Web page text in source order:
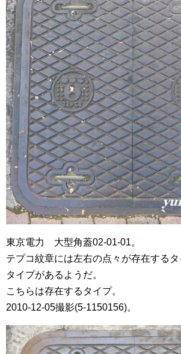
東京電力 大型角蓋02-01-01。
テプコ紋章には左右の点々が存在する
タイプがあるようだ。
こちらは存在するタイプ。
2010-12-05撮影(5-1150156)。